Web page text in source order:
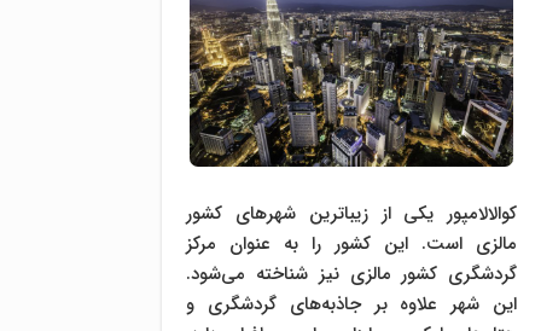
کوالالامپور یکی از زیبا‌ترین شهر‌های کشور
مالزی است. این کشور را به عنوان مرکز
گردشگری کشور مالزی نیز شناخته می‌شود.
این شهر علاوه بر جاذبه‌های گردشگری و